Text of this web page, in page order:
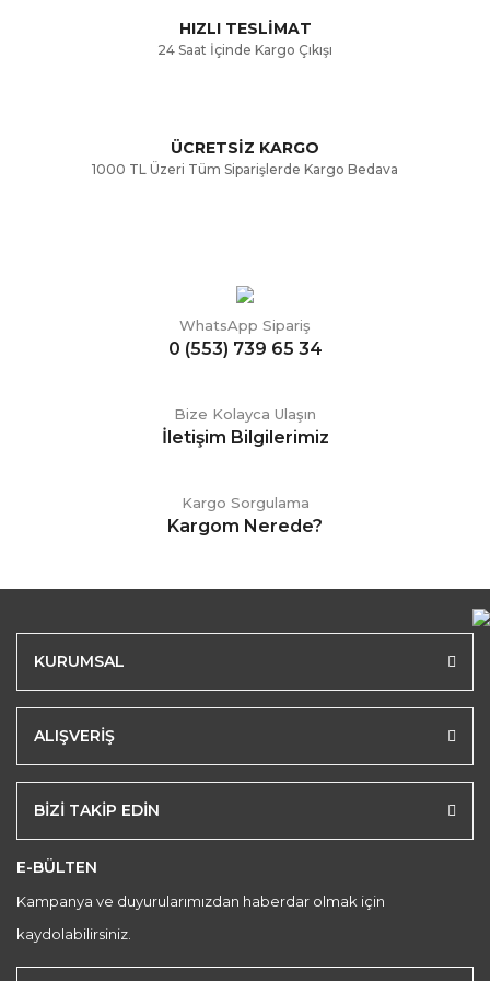
Gönder
HIZLI TESLİMAT
24 Saat İçinde Kargo Çıkışı
ÜCRETSİZ KARGO
1000 TL Üzeri Tüm Siparişlerde Kargo Bedava
WhatsApp Sipariş
0 (553) 739 65 34
Bize Kolayca Ulaşın
İletişim Bilgilerimiz
Kargo Sorgulama
Kargom Nerede?
KURUMSAL
ALIŞVERİŞ
BİZİ TAKİP EDİN
E-BÜLTEN
Kampanya ve duyurularımızdan haberdar olmak için
kaydolabilirsiniz.